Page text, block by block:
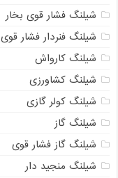
شیلنگ فشار قوی بخار
شیلنگ فنردار فشار قوی
شیلنگ کارواش
شیلنگ کشاورزی
شیلنگ کولر گازی
شیلنگ گاز
شیلنگ گاز فشار قوی
شیلنگ منجید دار